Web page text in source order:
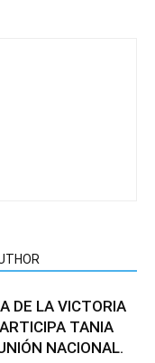
DE LA VICTORIA
TANIA
NACIONAL.